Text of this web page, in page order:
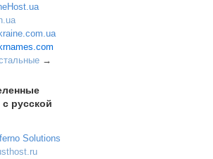
→
с русской
Solutions